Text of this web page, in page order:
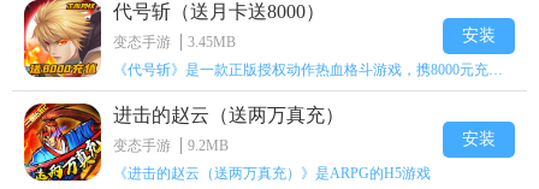
代号斩（送月卡送8000）
变态手游
3.45MB
《代号斩》是一款正版授权动作热血格斗游戏，携8000元充值壕礼福利来袭！
安装
进击的赵云（送两万真充）
变态手游
9.2MB
《进击的赵云（送两万真充）》是ARPG的H5游戏
安装